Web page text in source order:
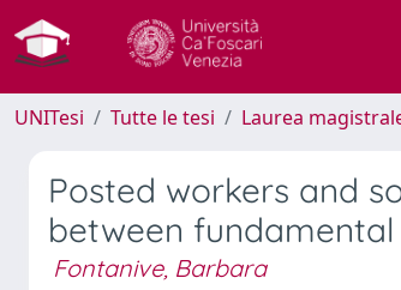
UNITesi Tutte le tesi Laurea
Posted workers and
between
Fontanive, Barbara